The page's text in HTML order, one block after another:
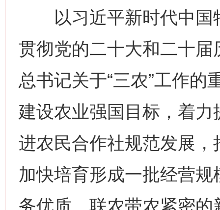
以习近平新时代中国
贯彻党的二十大和二十
总书记关于“三农”工作
建设农业强国目标，着
进农民合作社规范发展
加快培育形成一批经营
务优质、联农带农紧密